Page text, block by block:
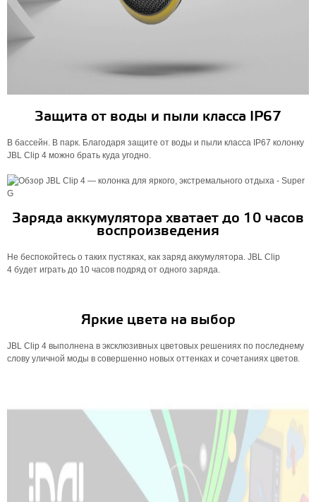
Защита от воды и пыли класса IP67
В бассейн. В парк. Благодаря защите от воды и пыли класса IP67 колонку
JBL Clip 4 можно брать куда угодно.
Заряда аккумулятора хватает до 10 часов
воспроизведения
Не беспокойтесь о таких пустяках, как заряд аккумулятора. JBL Clip
4 будет играть до 10 часов подряд от одного заряда.
Яркие цвета на выбор
JBL Clip 4 выполнена в эксклюзивных цветовых решениях по последнему
слову уличной моды в совершенно новых оттенках и сочетаниях цветов.